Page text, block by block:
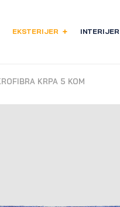
EKSTERIJER INTERIJER
KRPA 5 KOM